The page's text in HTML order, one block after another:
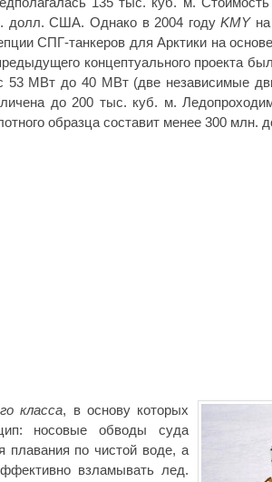
135 тыс. куб. м.
долл. США. Однако в 2004 годуKMYна
СПГ-танкеров для Арктики на
концептуального проекта
МВт до 40 МВт (две независимые
до 200 тыс. куб. м.
образца составит менее 300 млн.
класса, в основу которых
носовые обводы суда
плавания по чистой воде, а
взламывать лед.